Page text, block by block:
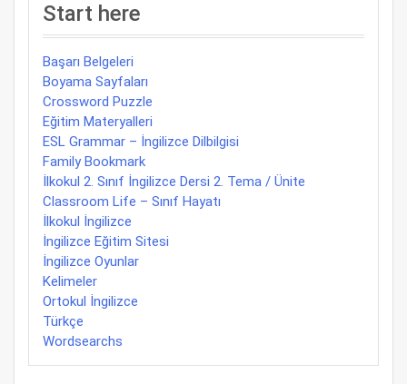
Start here
Başarı Belgeleri
Boyama Sayfaları
Crossword Puzzle
Eğitim Materyalleri
ESL Grammar – İngilizce Dilbilgisi
Family Bookmark
İlkokul 2. Sınıf İngilizce Dersi 2. Tema / Ünite
Classroom Life – Sınıf Hayatı
İlkokul İngilizce
İngilizce Eğitim Sitesi
İngilizce Oyunlar
Kelimeler
Ortokul İngilizce
Türkçe
Wordsearchs